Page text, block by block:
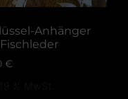
Anhänger
€